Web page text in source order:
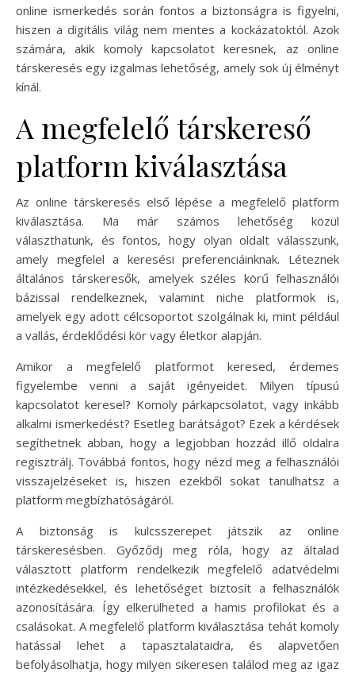
online ismerkedés során fontos a biztonságra is figyelni,
hiszen a digitális világ nem mentes a kockázatoktól. Azok
számára, akik komoly kapcsolatot keresnek, az online
társkeresés egy izgalmas lehetőség, amely sok új élményt
kínál.
A megfelelő társkereső
platform kiválasztása
Az online társkeresés első lépése a megfelelő platform
kiválasztása. Ma már számos lehetőség közül
választhatunk, és fontos, hogy olyan oldalt válasszunk,
amely megfelel a keresési preferenciáinknak. Léteznek
általános társkeresők, amelyek széles körű felhasználói
bázissal rendelkeznek, valamint niche platformok is,
amelyek egy adott célcsoportot szolgálnak ki, mint például
a vallás, érdeklődési kör vagy életkor alapján.
Amikor a megfelelő platformot keresed, érdemes
figyelembe venni a saját igényeidet. Milyen típusú
kapcsolatot keresel? Komoly párkapcsolatot, vagy inkább
alkalmi ismerkedést? Esetleg barátságot? Ezek a kérdések
segíthetnek abban, hogy a legjobban hozzád illő oldalra
regisztrálj. Továbbá fontos, hogy nézd meg a felhasználói
visszajelzéseket is, hiszen ezekből sokat tanulhatsz a
platform megbízhatóságáról.
A biztonság is kulcsszerepet játszik az online
társkeresésben. Győződj meg róla, hogy az általad
választott platform rendelkezik megfelelő adatvédelmi
intézkedésekkel, és lehetőséget biztosít a felhasználók
azonosítására. Így elkerülheted a hamis profilokat és a
csalásokat. A megfelelő platform kiválasztása tehát komoly
hatással lehet a tapasztalataidra, és alapvetően
befolyásolhatja, hogy milyen sikeresen találod meg az igaz